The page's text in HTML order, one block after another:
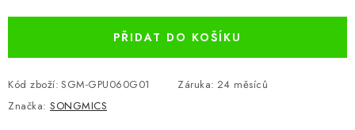
PŘIDAT DO KOŠÍKU
Kód zboží: SGM-GPU060G01 Záruka: 24 měsíců
Značka: SONGMICS